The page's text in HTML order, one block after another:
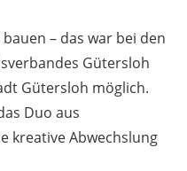
– das war bei den
Gütersloh
Gütersloh möglich.
Duo aus
kreative Abwechslung